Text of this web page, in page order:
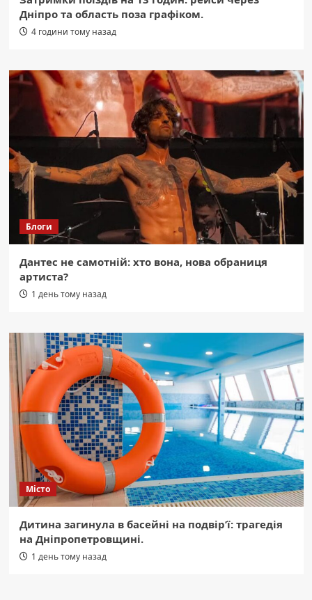
Дніпро та область поза графіком.
4 години тому назад
Блоги
Дантес не самотній: хто вона, нова обраниця
артиста?
1 день тому назад
Місто
Дитина загинула в басейні на подвір’ї: трагедія
на Дніпропетровщині.
1 день тому назад